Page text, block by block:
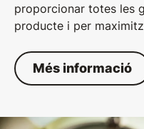
proporcionar totes les
producte i per
Més informació